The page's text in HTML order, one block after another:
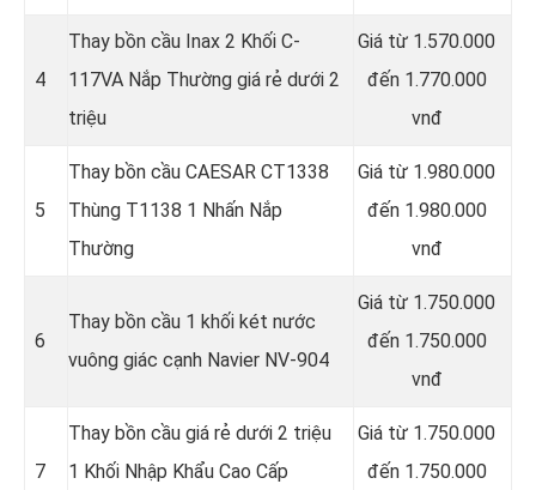
4
Thay bồn cầu Inax 2 Khối C-
117VA Nắp Thường giá rẻ dưới 2
triệu
Giá từ 1.570.000
đến 1.770.000
vnđ
5
Thay bồn cầu CAESAR CT1338
Thùng T1138 1 Nhấn Nắp
Thường
Giá từ 1.980.000
đến 1.980.000
vnđ
6
Thay bồn cầu 1 khối két nước
vuông giác cạnh Navier NV-904
Giá từ 1.750.000
đến 1.750.000
vnđ
7
Thay bồn cầu giá rẻ dưới 2 triệu
1 Khối Nhập Khẩu Cao Cấp
Giá từ 1.750.000
đến 1.750.000